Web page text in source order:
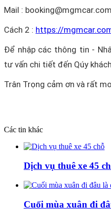
Mail : booking@mgmcar.com
Cách 2 : https://
Để nhập các thông tin -
tư vấn chi tiết đến Qúy khách
Trân Trọng cảm ơn và rất
Các tin khác
Dịch vụ thuê xe 45
Cuối mùa xuân đi